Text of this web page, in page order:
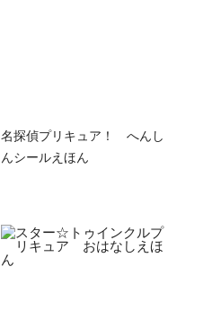
名探偵プリキュア！ へんし
んシールえほん